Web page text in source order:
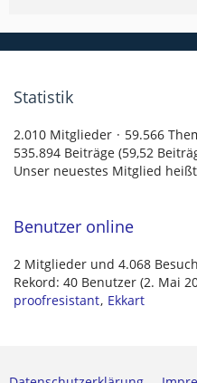
Statistik
2.010 Mitglieder
59.566
535.894 Beiträge (59,52
Unser neuestes Mitglied
Benutzer online
2 Mitglieder und 4.068
Rekord: 40 Benutzer (2. Mai
proofresistant Ekkart